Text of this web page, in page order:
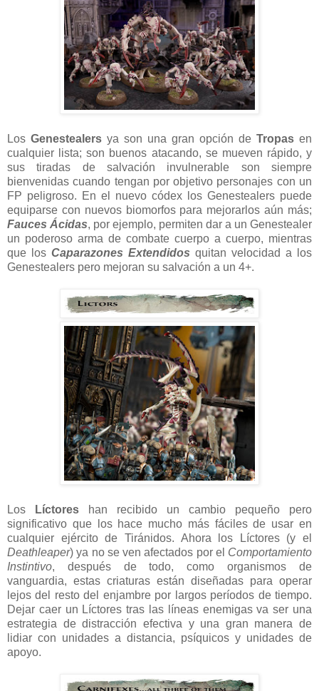
Los Genestealers ya son una gran opción de Tropas en
cualquier lista; son buenos atacando, se mueven rápido, y
sus tiradas de salvación invulnerable son siempre
bienvenidas cuando tengan por objetivo personajes con un
FP peligroso. En el nuevo códex los Genestealers puede
equiparse con nuevos biomorfos para mejorarlos aún más;
Fauces Ácidas, por ejemplo, permiten dar a un Genestealer
un poderoso arma de combate cuerpo a cuerpo, mientras
que los Caparazones Extendidos quitan velocidad a los
Genestealers pero mejoran su salvación a un 4+.
Los Líctores han recibido un cambio pequeño pero
significativo que los hace mucho más fáciles de usar en
cualquier ejército de Tiránidos. Ahora los Líctores (y el
Deathleaper) ya no se ven afectados por el Comportamiento
Instintivo, después de todo, como organismos de
vanguardia, estas criaturas están diseñadas para operar
lejos del resto del enjambre por largos períodos de tiempo.
Dejar caer un Líctores tras las líneas enemigas va ser una
estrategia de distracción efectiva y una gran manera de
lidiar con unidades a distancia, psíquicos y unidades de
apoyo.